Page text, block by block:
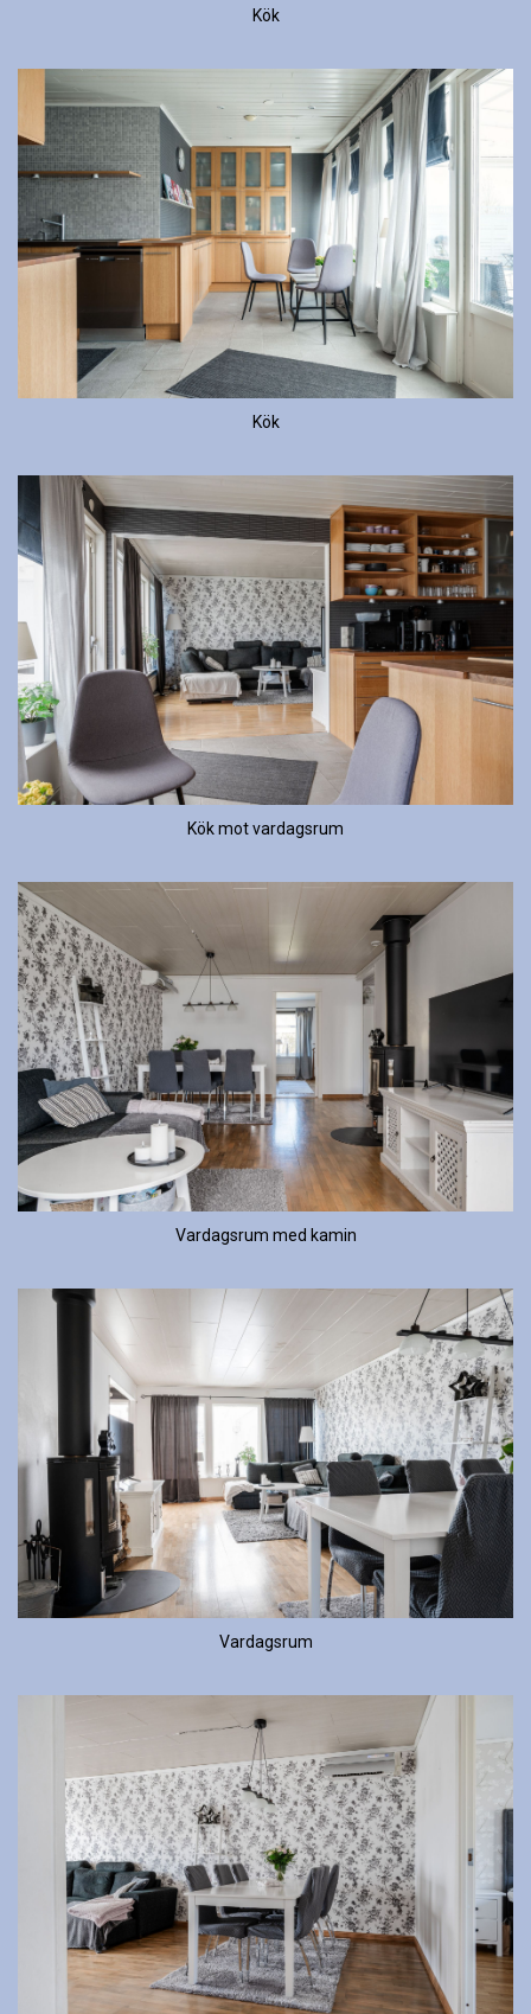
Kök
Kök
Kök mot vardagsrum
Vardagsrum med kamin
Vardagsrum